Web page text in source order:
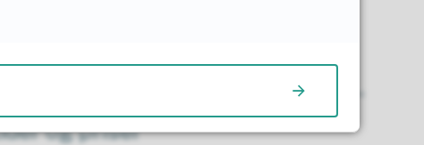
spørsmål
og priser